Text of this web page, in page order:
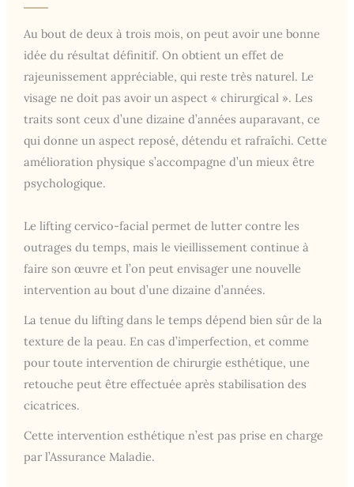
Au bout de deux à trois mois, on peut avoir une bonne
idée du résultat définitif. On obtient un effet de
rajeunissement appréciable, qui reste très naturel. Le
visage ne doit pas avoir un aspect « chirurgical ». Les
traits sont ceux d’une dizaine d’années auparavant, ce
qui donne un aspect reposé, détendu et rafraîchi. Cette
amélioration physique s’accompagne d’un mieux être
psychologique.
Le lifting cervico-facial permet de lutter contre les
outrages du temps, mais le vieillissement continue à
faire son œuvre et l’on peut envisager une nouvelle
intervention au bout d’une dizaine d’années.
La tenue du lifting dans le temps dépend bien sûr de la
texture de la peau. En cas d’imperfection, et comme
pour toute intervention de chirurgie esthétique, une
retouche peut être effectuée après stabilisation des
cicatrices.
Cette intervention esthétique n’est pas prise en charge
par l’Assurance Maladie.